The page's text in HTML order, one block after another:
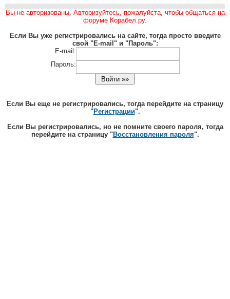
Вы не авторизованы. Авторизуйтесь, пожалуйста, чтобы общаться на
форуме Корабел.ру.
Если Вы уже регистрировались на сайте, тогда просто введите
свой "E-mail" и "Пароль":
E-mail:
Пароль:
Если Вы еще не регистрировались, тогда перейдите на страницу
"Регистрации".
Если Вы регистрировались, но не помните своего пароля, тогда
перейдите на страницу "Восстановления пароля".